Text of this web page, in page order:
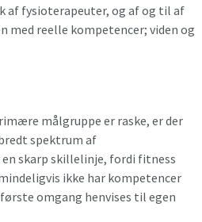
af fysioterapeuter, og af og til af
med reelle kompetencer; viden og
målgruppe er raske, er der
spektrum af
en skarp skillelinje, fordi fitness
ikke har kompetencer
omgang henvises til egen